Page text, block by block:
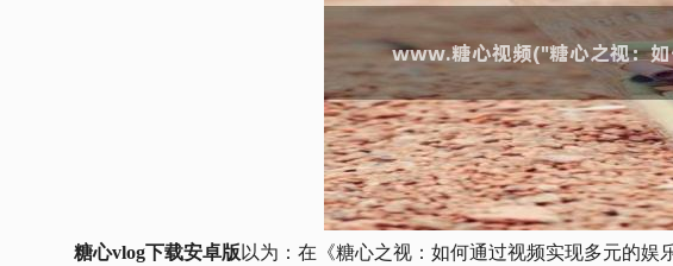
糖心vlog下载安卓版 以为：在《糖心之视：如何通过视频实现多元的娱